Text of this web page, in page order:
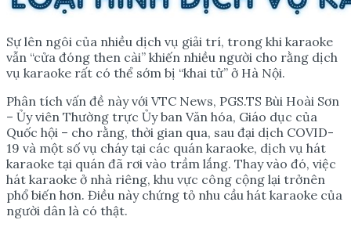
Sự lên ngôi của nhiều dịch vụ giải trí, trong khi karaoke
vẫn “cửa đóng then cài” khiến nhiều người cho rằng dịch
vụ karaoke rất có thể sớm bị “khai tử” ở Hà Nội.
Phân tích vấn đề này với VTC News, PGS.TS Bùi Hoài Sơn
– Ủy viên Thường trực Ủy ban Văn hóa, Giáo dục của
Quốc hội – cho rằng, thời gian qua, sau đại dịch COVID-
19 và một số vụ cháy tại các quán karaoke, dịch vụ hát
karaoke tại quán đã rơi vào trầm lắng. Thay vào đó, việc
hát karaoke ở nhà riêng, khu vực công cộng lại trởnên
phổ biến hơn. Điều này chứng tỏ nhu cầu hát karaoke của
người dân là có thật.